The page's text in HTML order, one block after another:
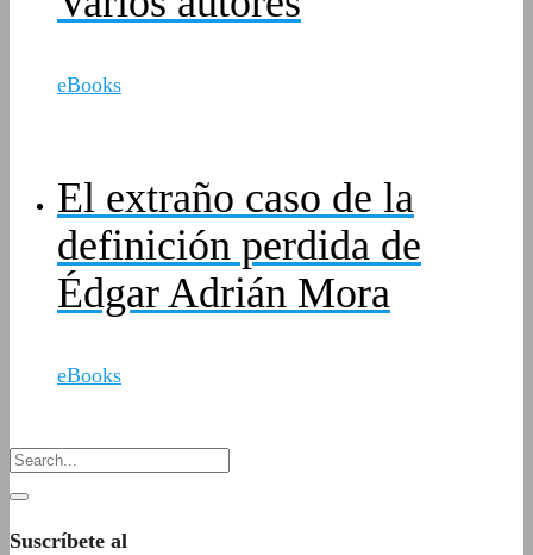
eBooks
El extraño caso de la
definición perdida de
Édgar Adrián Mora
eBooks
Suscríbete al